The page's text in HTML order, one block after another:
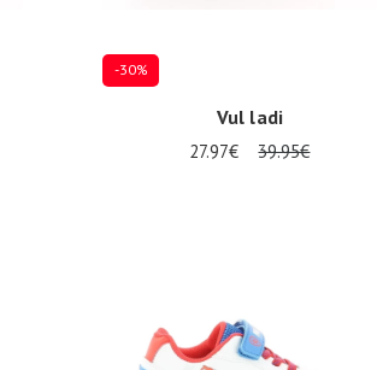
-30%
Vul ladi
27.97€ 39.95€